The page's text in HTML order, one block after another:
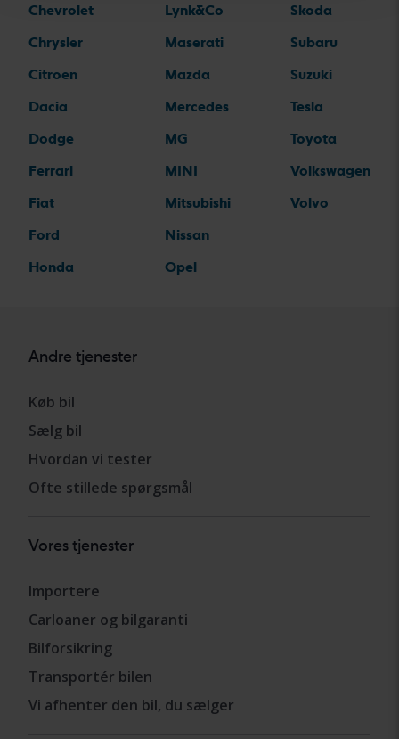
Chevrolet
Chrysler
Citroen
Dacia
Dodge
Ferrari
Fiat
Ford
Honda
Lynk&Co
Maserati
Mazda
Mercedes
MG
MINI
Mitsubishi
Nissan
Opel
Skoda
Subaru
Suzuki
Tesla
Toyota
Volkswagen
Volvo
Andre tjenester
Køb bil
Sælg bil
Hvordan vi tester
Ofte stillede spørgsmål
Vores tjenester
Importere
Carloaner og bilgaranti
Bilforsikring
Transportér bilen
Vi afhenter den bil, du sælger